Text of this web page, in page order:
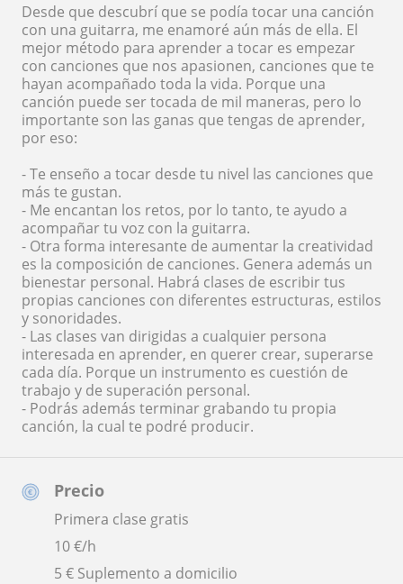
Precio
Primera clase gratis
10€/h
5 € Suplemento a domicilio
Desde que descubrí que se podía tocar una canción
con una guitarra, me enamoré aún más de ella. El
mejor método para aprender a tocar es empezar
con canciones que nos apasionen, canciones que te
hayan acompañado toda la vida. Porque una
canción puede ser tocada de mil maneras, pero lo
importante son las ganas que tengas de aprender,
por eso:
- Te enseño a tocar desde tu nivel las canciones que
más te gustan.
- Me encantan los retos, por lo tanto, te ayudo a
acompañar tu voz con la guitarra.
- Otra forma interesante de aumentar la creatividad
es la composición de canciones. Genera además un
bienestar personal. Habrá clases de escribir tus
propias canciones con diferentes estructuras, estilos
y sonoridades.
- Las clases van dirigidas a cualquier persona
interesada en aprender, en querer crear, superarse
cada día. Porque un instrumento es cuestión de
trabajo y de superación personal.
- Podrás además terminar grabando tu propia
canción, la cual te podré producir.